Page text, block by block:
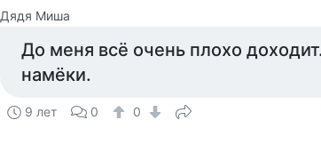
Дядя Миша
До меня всё очень плохо
намёки.
9 лет 0 0